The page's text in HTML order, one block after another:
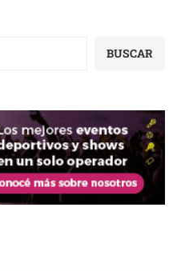
BUSCAR